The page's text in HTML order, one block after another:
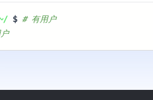
$ # 有用户